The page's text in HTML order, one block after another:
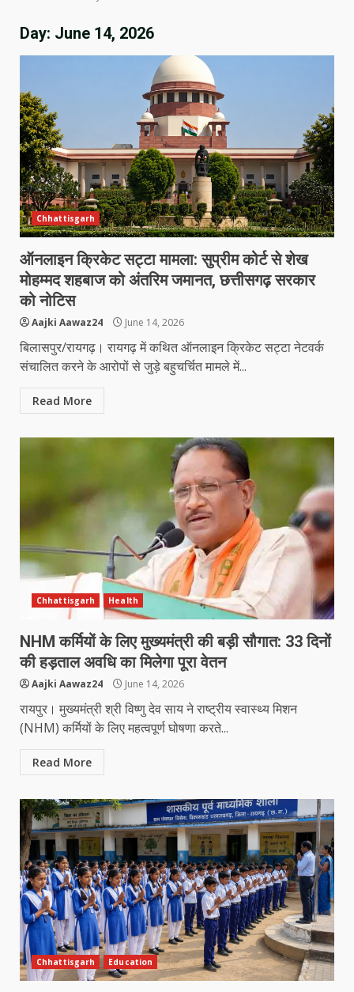
Day: June 14, 2026
Chhattisgarh
ऑनलाइन क्रिकेट सट्टा मामला: सुप्रीम कोर्ट से शेख
मोहम्मद शहबाज को अंतरिम जमानत, छत्तीसगढ़ सरकार
को नोटिस
Aajki Aawaz24 June 14, 2026
बिलासपुर/रायगढ़। रायगढ़ में कथित ऑनलाइन क्रिकेट सट्टा नेटवर्क
संचालित करने के आरोपों से जुड़े बहुचर्चित मामले में...
Read More
Chhattisgarh Health
NHM कर्मियों के लिए मुख्यमंत्री की बड़ी सौगात: 33 दिनों
की हड़ताल अवधि का मिलेगा पूरा वेतन
Aajki Aawaz24 June 14, 2026
रायपुर। मुख्यमंत्री श्री विष्णु देव साय ने राष्ट्रीय स्वास्थ्य मिशन
(NHM) कर्मियों के लिए महत्वपूर्ण घोषणा करते...
Read More
Chhattisgarh Education